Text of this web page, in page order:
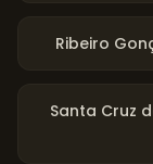
Ribeiro
Santa Cruz